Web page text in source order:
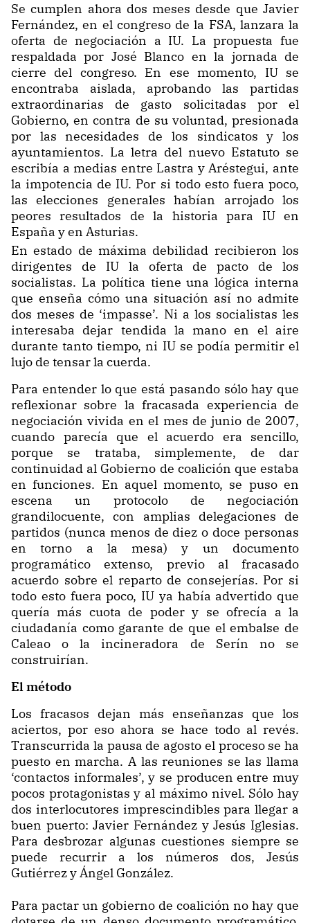
Se cumplen ahora dos meses desde que Javier
Fernández, en el congreso de la FSA, lanzara la
oferta de negociación a IU. La propuesta fue
respaldada por José Blanco en la jornada de
cierre del congreso. En ese momento, IU se
encontraba aislada, aprobando las partidas
extraordinarias de gasto solicitadas por el
Gobierno, en contra de su voluntad, presionada
por las necesidades de los sindicatos y los
ayuntamientos. La letra del nuevo Estatuto se
escribía a medias entre Lastra y Aréstegui, ante
la impotencia de IU. Por si todo esto fuera poco,
las elecciones generales habían arrojado los
peores resultados de la historia para IU en
España y en Asturias.
En estado de máxima debilidad recibieron los
dirigentes de IU la oferta de pacto de los
socialistas. La política tiene una lógica interna
que enseña cómo una situación así no admite
dos meses de ‘impasse’. Ni a los socialistas les
interesaba dejar tendida la mano en el aire
durante tanto tiempo, ni IU se podía permitir el
lujo de tensar la cuerda.
Para entender lo que está pasando sólo hay que
reflexionar sobre la fracasada experiencia de
negociación vivida en el mes de junio de 2007,
cuando parecía que el acuerdo era sencillo,
porque se trataba, simplemente, de dar
continuidad al Gobierno de coalición que estaba
en funciones. En aquel momento, se puso en
escena un protocolo de negociación
grandilocuente, con amplias delegaciones de
partidos (nunca menos de diez o doce personas
en torno a la mesa) y un documento
programático extenso, previo al fracasado
acuerdo sobre el reparto de consejerías. Por si
todo esto fuera poco, IU ya había advertido que
quería más cuota de poder y se ofrecía a la
ciudadanía como garante de que el embalse de
Caleao o la incineradora de Serín no se
construirían.
El método
Los fracasos dejan más enseñanzas que los
aciertos, por eso ahora se hace todo al revés.
Transcurrida la pausa de agosto el proceso se ha
puesto en marcha. A las reuniones se las llama
‘contactos informales’, y se producen entre muy
pocos protagonistas y al máximo nivel. Sólo hay
dos interlocutores imprescindibles para llegar a
buen puerto: Javier Fernández y Jesús Iglesias.
Para desbrozar algunas cuestiones siempre se
puede recurrir a los números dos, Jesús
Gutiérrez y Ángel González.
Para pactar un gobierno de coalición no hay que